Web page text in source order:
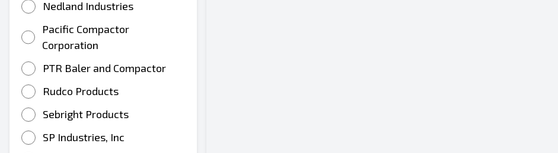
Nedland Industries
Pacific Compactor
Corporation
PTR Baler and Compactor
Rudco Products
Sebright Products
SP Industries, Inc